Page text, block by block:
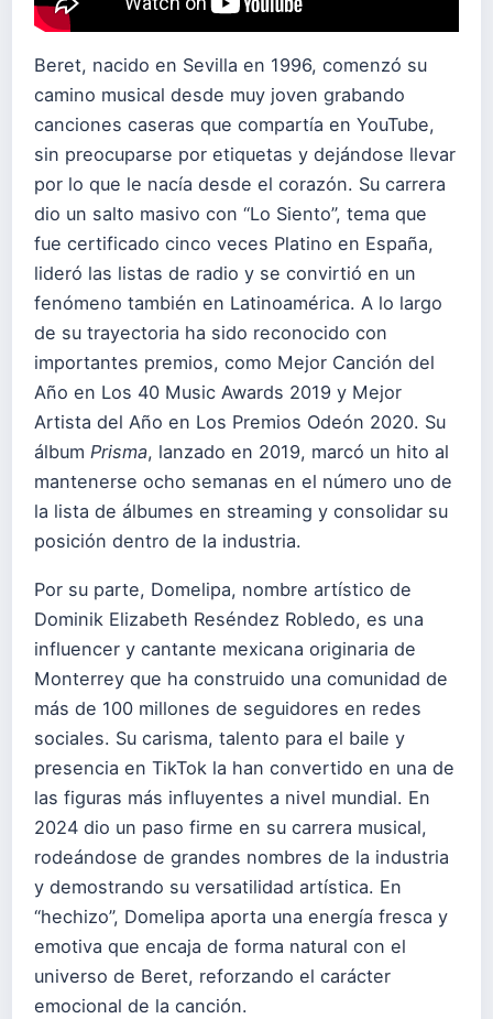
Beret, nacido en Sevilla en 1996, comenzó su
camino musical desde muy joven grabando
canciones caseras que compartía en YouTube,
sin preocuparse por etiquetas y dejándose llevar
por lo que le nacía desde el corazón. Su carrera
dio un salto masivo con “Lo Siento”, tema que
fue certificado cinco veces Platino en España,
lideró las listas de radio y se convirtió en un
fenómeno también en Latinoamérica. A lo largo
de su trayectoria ha sido reconocido con
importantes premios, como Mejor Canción del
Año en Los 40 Music Awards 2019 y Mejor
Artista del Año en Los Premios Odeón 2020. Su
álbum Prisma, lanzado en 2019, marcó un hito al
mantenerse ocho semanas en el número uno de
la lista de álbumes en streaming y consolidar su
posición dentro de la industria.
Por su parte, Domelipa, nombre artístico de
Dominik Elizabeth Reséndez Robledo, es una
influencer y cantante mexicana originaria de
Monterrey que ha construido una comunidad de
más de 100 millones de seguidores en redes
sociales. Su carisma, talento para el baile y
presencia en TikTok la han convertido en una de
las figuras más influyentes a nivel mundial. En
2024 dio un paso firme en su carrera musical,
rodeándose de grandes nombres de la industria
y demostrando su versatilidad artística. En
“hechizo”, Domelipa aporta una energía fresca y
emotiva que encaja de forma natural con el
universo de Beret, reforzando el carácter
emocional de la canción.